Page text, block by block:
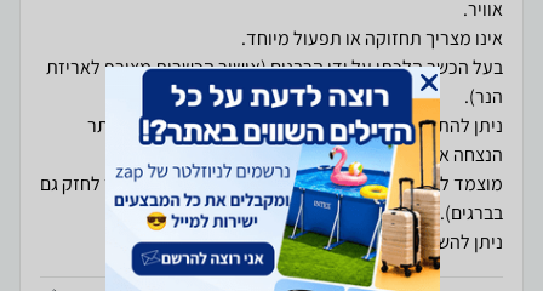
בעל הכשר הלכתי על ידי הרבנים (אישור הכשרות מצורף לאריזת
ניתן להתקנו בקלות על גבי מצבות, אנדרטאות או בכל אתר
מוצמד למצבה בעזרת דבק דו-צדדי חזק במיוחד (אפשר לחזק גם
ניתן להשיג בקודש נט, משלוח לכל חלקי הארץ.